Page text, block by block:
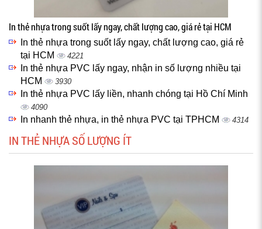
In thẻ nhựa trong suốt lấy ngay, chất lượng cao, giá rẻ tại HCM
In thẻ nhựa trong suốt lấy ngay, chất lượng cao, giá rẻ
tại HCM
4221
In thẻ nhựa PVC lấy ngay, nhận in số lượng nhiều tại
HCM
3930
In thẻ nhựa PVC lấy liền, nhanh chóng tại Hồ Chí Minh
4090
In nhanh thẻ nhựa, in thẻ nhựa PVC tại TPHCM 4314
IN THẺ NHỰA SỐ LƯỢNG ÍT